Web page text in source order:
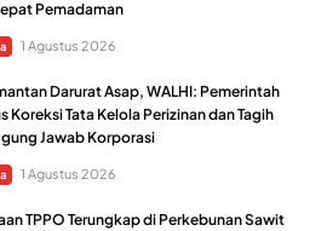
Pemadaman
1 Agustus 2026
Darurat Asap, WALHI: Pemerintah
Koreksi Tata Kelola Perizinan dan Tagih
Jawab Korporasi
1 Agustus 2026
TPPO Terungkap di Perkebunan Sawit